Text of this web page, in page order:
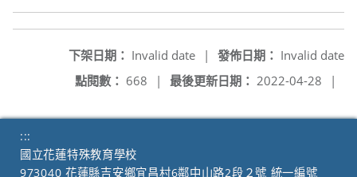
發佈日期： Invalid date
下架日期： Invalid date
|
最後更新日期： 2022-04-28 |
點閱數： 668 |
:::
國立花蓮特殊教育學校
973040 花蓮縣吉安鄉宜昌村6鄰中山路2段２號 統一編號